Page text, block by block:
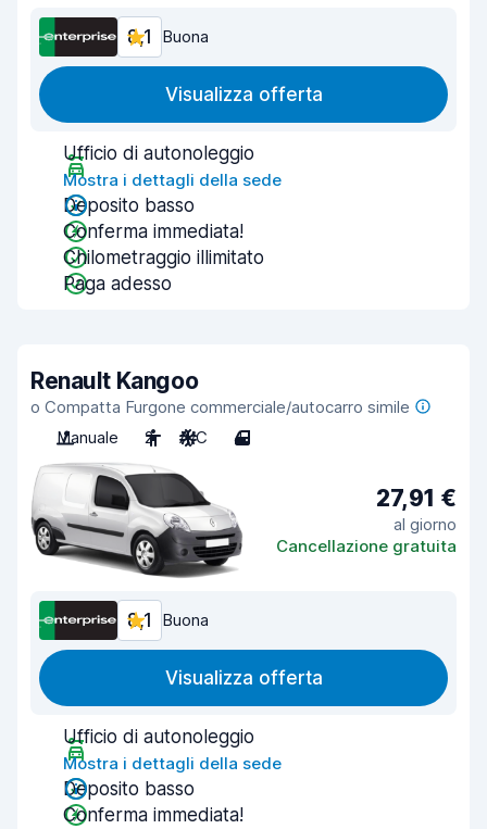
8,1 Buona
Visualizza offerta
Ufficio di autonoleggio
Mostra i dettagli della sede
Deposito basso
Conferma immediata!
Chilometraggio illimitato
Paga adesso
Renault Kangoo
o Compatta Furgone commerciale/autocarro simile
Manuale
2 A/C 4
27,91 €
al giorno
Cancellazione gratuita
8,1 Buona
Visualizza offerta
Ufficio di autonoleggio
Mostra i dettagli della sede
Deposito basso
Conferma immediata!